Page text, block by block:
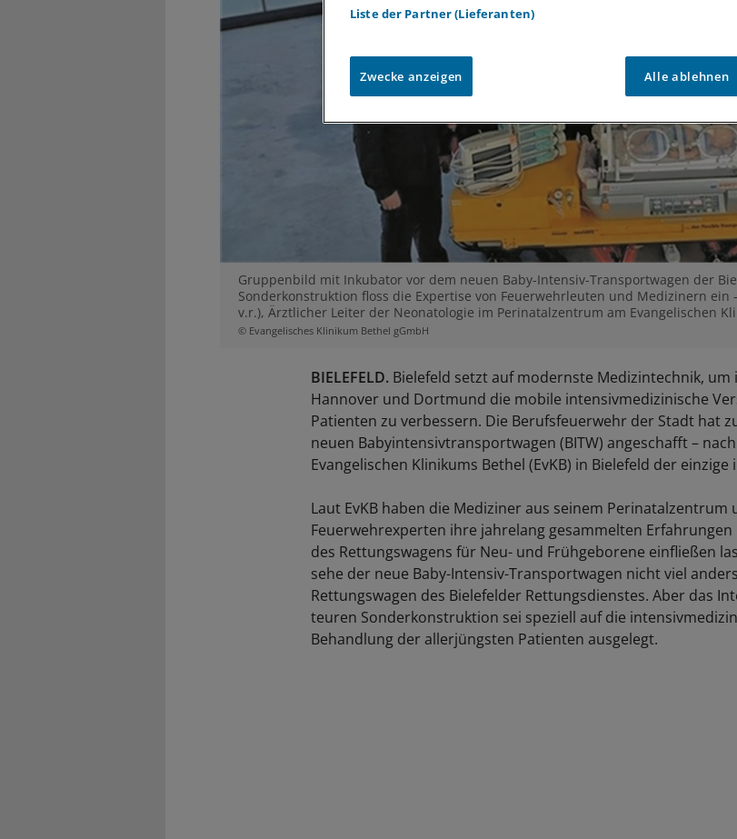
Gruppenbild mit Inkubator vor dem neuen Baby-Intensiv-Transportwagen der
Sonderkonstruktion floss die Expertise von Feuerwehrleuten und Medizinern ein
v.r.), Ärztlicher Leiter der Neonatologie im Perinatalzentrum am Evangelischen
© Evangelisches Klinikum Bethel gGmbH
BIELEFELD. Bielefeld setzt auf modernste Medizintechnik, um
Hannover und Dortmund die mobile intensivmedizinische
Patienten zu verbessern. Die Berufsfeuerwehr der Stadt hat
neuen Babyintensivtransportwagen (BITW) angeschafft –
Evangelischen Klinikums Bethel (EvKB) in Bielefeld der einzige
Laut EvKB haben die Mediziner aus seinem Perinatalzentrum
Feuerwehrexperten ihre jahrelang gesammelten
des Rettungswagens für Neu- und Frühgeborene einfließen
sehe der neue Baby-Intensiv-Transportwagen nicht viel
Rettungswagen des Bielefelder Rettungsdienstes. Aber das
teuren Sonderkonstruktion sei speziell auf die
Behandlung der allerjüngsten Patienten ausgelegt.
Liste der Partner (Lieferanten)
Zwecke anzeigen Alle ablehnen